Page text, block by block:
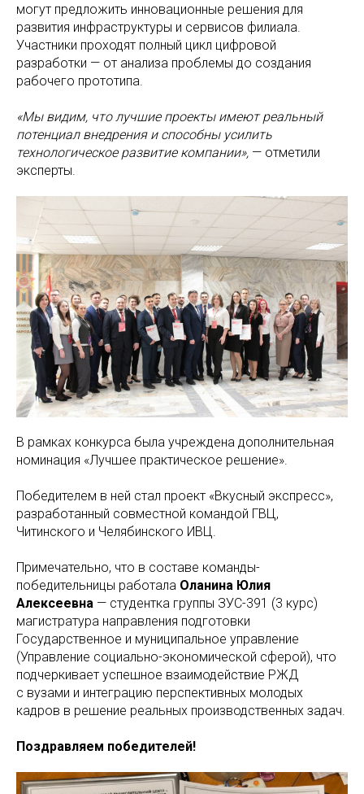
могут предложить инновационные решения для
развития инфраструктуры и сервисов филиала.
Участники проходят полный цикл цифровой
разработки — от анализа проблемы до создания
рабочего прототипа.
«Мы видим, что лучшие проекты имеют реальный
потенциал внедрения и способны усилить
технологическое развитие компании», — отметили
эксперты.
В рамках конкурса была учреждена дополнительная
номинация «Лучшее практическое решение».
Победителем в ней стал проект «Вкусный экспресс»,
разработанный совместной командой ГВЦ,
Читинского и Челябинского ИВЦ.
Примечательно, что в составе команды-
победительницы работала Оланина Юлия
Алексеевна — студентка группы ЗУС-391 (3 курс)
магистратура направления подготовки
Государственное и муниципальное управление
(Управление социально-экономической сферой), что
подчеркивает успешное взаимодействие РЖД
с вузами и интеграцию перспективных молодых
кадров в решение реальных производственных задач.
Поздравляем победителей!